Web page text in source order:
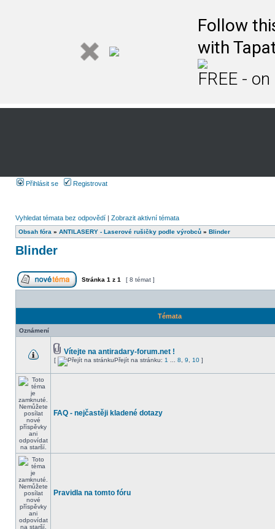
Follow
with
FREE -
Přihlásit se Registrovat
Vyhledat témata bez odpovědí | Zobrazit aktivní témata
Obsah fóra » ANTILASERY - Laserové rušičky podle výrobců » Blinder
Blinder
Stránka 1 z 1 [ 8 témat ]
Témata
Oznámení
Vítejte na antiradary-forum.net !
[ Přejít na stránku: 1 8 9 10 ]
FAQ - nejčastěji kladené dotazy
Pravidla na tomto fóru